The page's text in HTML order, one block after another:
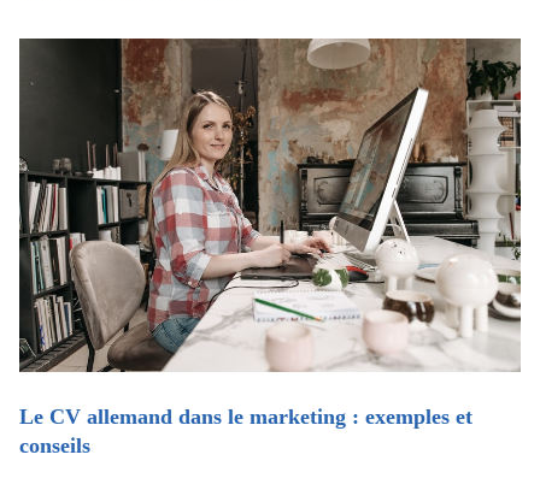
Le CV allemand dans le marketing : exemples et
conseils